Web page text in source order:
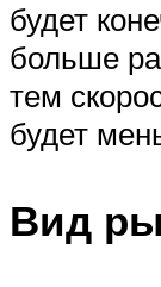
будет
больше
тем
будет
Вид